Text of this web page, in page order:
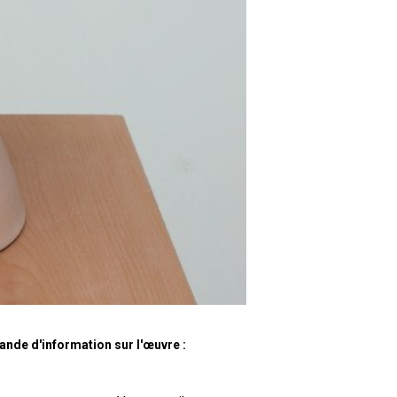
d'information sur l'œuvre :